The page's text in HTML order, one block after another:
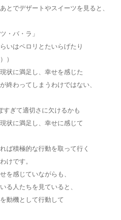
とでデザートやスイーツを見ると、
・バ・ラ」
いはペロリとたいらげたり
）
状に満足し、幸せを感じた
終わってしまうわけではない、
ぎて適切さに欠けるかも
状に満足し、幸せに感じて
積極的な行動を取って行く
けです。
を感じていながらも、
る人たちを見ていると、
動機として行動して